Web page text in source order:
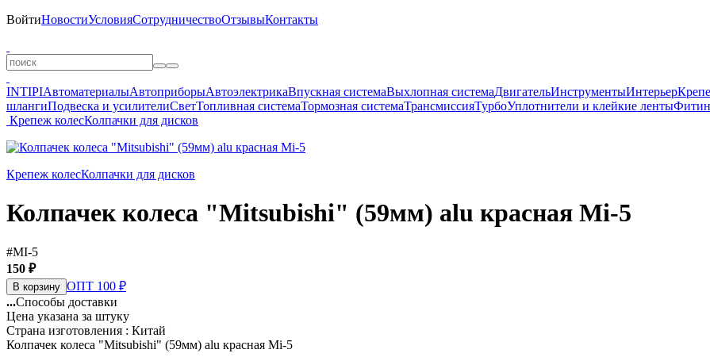
ВойтиНовостиУсловияСотрудничествоОтзывыКонтакты
INTIPIАвтоматериалыАвтоприборыАвтоэлектрикаВпускная системаВыхлопная системаДвигательИнструментыИнтерьер
шлангиПодвеска и усилителиСветТопливная системаТормозная системаТрансмиссияТурбоУплотнители и клейкие ленты
Крепеж колесКолпачки для дисков
Крепеж колесКолпачки для дисков
Колпачек колеса "Mitsubishi" (59мм) alu красная Mi-5
#MI-5
150 ₽
В корзину ОПТ 100 ₽
...Способы доставки
Цена указана за штуку
Страна изготовления : Китай
Колпачек колеса "Mitsubishi" (59мм) alu красная Mi-5